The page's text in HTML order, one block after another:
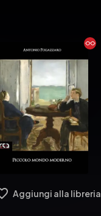
Ebook
Aggiungi alla libreria